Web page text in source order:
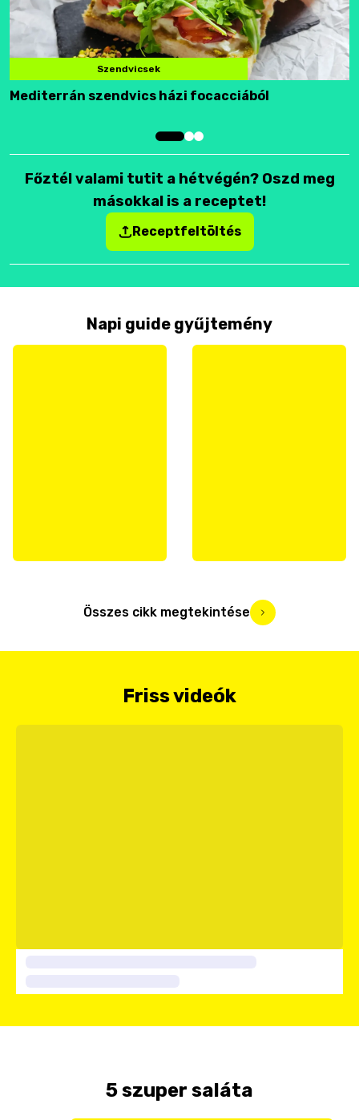
Szendvicsek
Mediterrán szendvics házi focacciából
Főztél valami tutit a hétvégén? Oszd meg
másokkal is a receptet!
Receptfeltöltés
Napi guide gyűjtemény
Összes cikk megtekintése
Friss videók
5 szuper saláta